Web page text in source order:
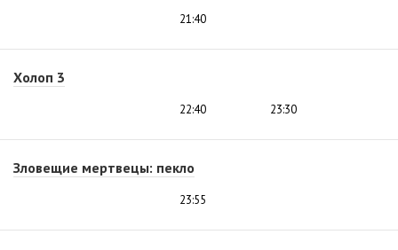
21:40
Холоп 3
22:40 23:30
Зловещие мертвецы: пекло
23:55